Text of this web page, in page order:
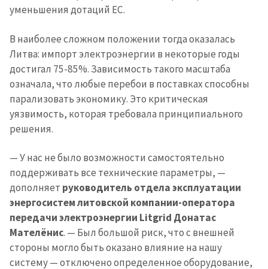
уменьшения дотаций ЕС.
В наиболее сложном положении тогда оказалась
Литва: импорт электроэнергии в некоторые годы
достигал 75-85%. Зависимость такого масштаба
означала, что любые перебои в поставках способны
парализовать экономику. Это критическая
уязвимость, которая требовала принципиального
решения.
— У нас не было возможности самостоятельно
поддерживать все технические параметры, —
дополняет руководитель отдела эксплуатации
энергосистем литовской компании-оператора
передачи электроэнергии Litgrid Донатас
Мателёнис. — Был большой риск, что с внешней
стороны могло быть оказано влияние на нашу
систему — отключено определенное оборудование,